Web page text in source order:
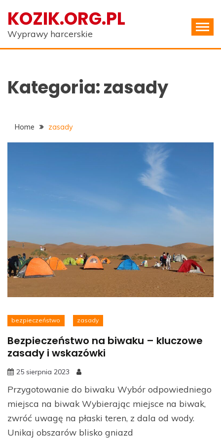
content
KOZIK.ORG.PL
Wyprawy harcerskie
Kategoria:zasady
Home zasady
bezpieczeństwo zasady
Bezpieczeństwo na biwaku – kluczowe
zasady i wskazówki
25 sierpnia 2023
Przygotowanie do biwaku Wybór odpowiedniego
miejsca na biwak Wybierając miejsce na biwak,
zwróć uwagę na płaski teren, z dala od wody.
Unikaj obszarów blisko gniazd